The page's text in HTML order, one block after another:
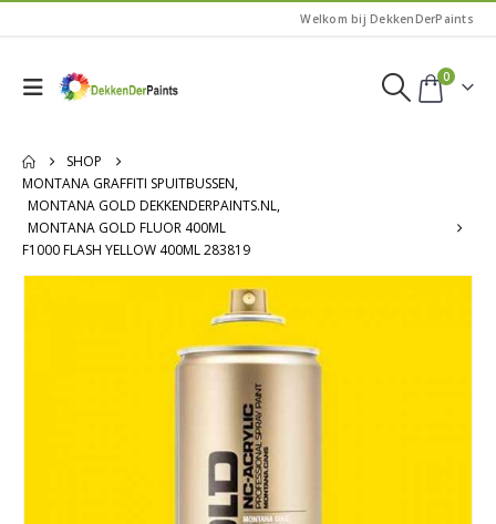
Welkom bij DekkenDerPaints
0
SHOP
MONTANA GRAFFITI SPUITBUSSEN,
MONTANA GOLD DEKKENDERPAINTS.NL,
MONTANA GOLD FLUOR 400ML
F1000 FLASH YELLOW 400ML 283819